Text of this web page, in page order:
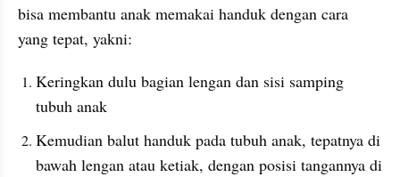
bisa membantu anak memakai handuk dengan cara
yang tepat, yakni:
Keringkan dulu bagian lengan dan sisi samping
tubuh anak
Kemudian balut handuk pada tubuh anak, tepatnya di
bawah lengan atau ketiak, dengan posisi tangannya di